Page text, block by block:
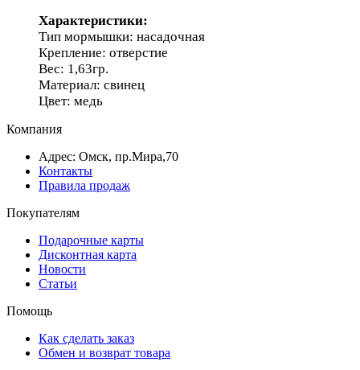
Характеристики:
Тип мормышки: насадочная
Крепление: отверстие
Вес: 1,63гр.
Материал: свинец
Цвет: медь
Компания
Адрес: Омск, пр.Мира,70
Контакты
Правила продаж
Покупателям
Подарочные карты
Дисконтная карта
Новости
Статьи
Помощь
Как сделать заказ
Обмен и возврат товара